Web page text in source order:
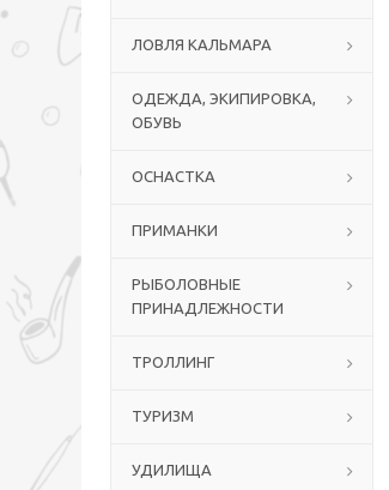
ЛОВЛЯ КАЛЬМАРА
ОДЕЖДА, ЭКИПИРОВКА,
ОБУВЬ
ОСНАСТКА
ПРИМАНКИ
РЫБОЛОВНЫЕ
ПРИНАДЛЕЖНОСТИ
ТРОЛЛИНГ
ТУРИЗМ
УДИЛИЩА